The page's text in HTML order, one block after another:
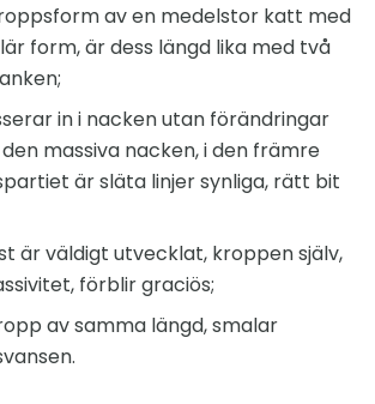
av en medelstor katt med
form, är dess längd lika med två
in i nacken utan förändringar
massiva nacken, i den främre
är släta linjer synliga, rätt bit
är väldigt utvecklat, kroppen själv,
förblir graciös;
av samma längd, smalar